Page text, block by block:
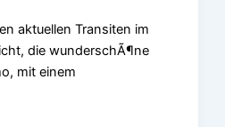
aktuellen Transiten im
die wunderschÃ¶ne
mit einem